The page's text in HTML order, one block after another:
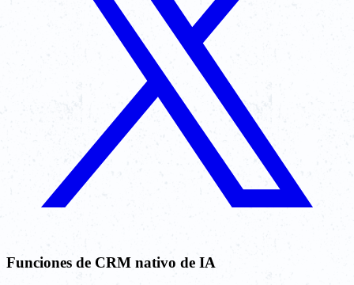
Funciones de CRM nativo de IA